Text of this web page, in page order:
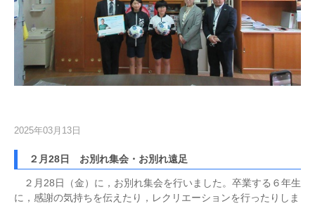
2025年03月13日
２月28日 お別れ集会・お別れ遠足
２月28日（金）に，お別れ集会を行いました。卒業する６年生
に，感謝の気持ちを伝えたり，レクリエーションを行ったりしま